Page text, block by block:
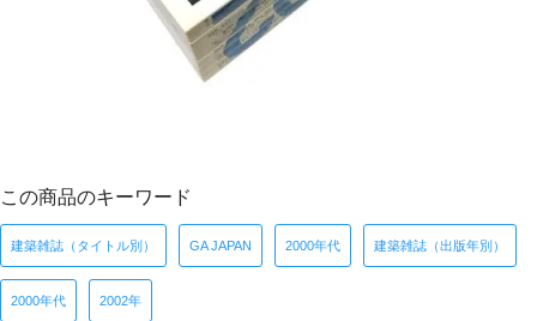
この商品のキーワード
建築雑誌（タイトル別） GA JAPAN 2000年代 建築雑誌（出版年別）
2000年代 2002年